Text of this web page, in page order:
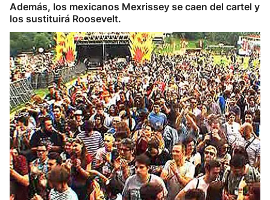
Además, los mexicanos Mexrissey se caen del cartel y
los sustituirá Roosevelt.